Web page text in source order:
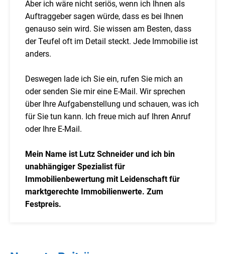
Aber ich wäre nicht seriös, wenn ich Ihnen als
Auftraggeber sagen würde, dass es bei Ihnen
genauso sein wird. Sie wissen am Besten, dass
der Teufel oft im Detail steckt. Jede Immobilie ist
anders.
Deswegen lade ich Sie ein, rufen Sie mich an
oder senden Sie mir eine E-Mail. Wir sprechen
über Ihre Aufgabenstellung und schauen, was ich
für Sie tun kann. Ich freue mich auf Ihren Anruf
oder Ihre E-Mail.
Mein Name ist Lutz Schneider und ich bin
unabhängiger Spezialist für
Immobilienbewertung mit Leidenschaft für
marktgerechte Immobilienwerte. Zum
Festpreis.